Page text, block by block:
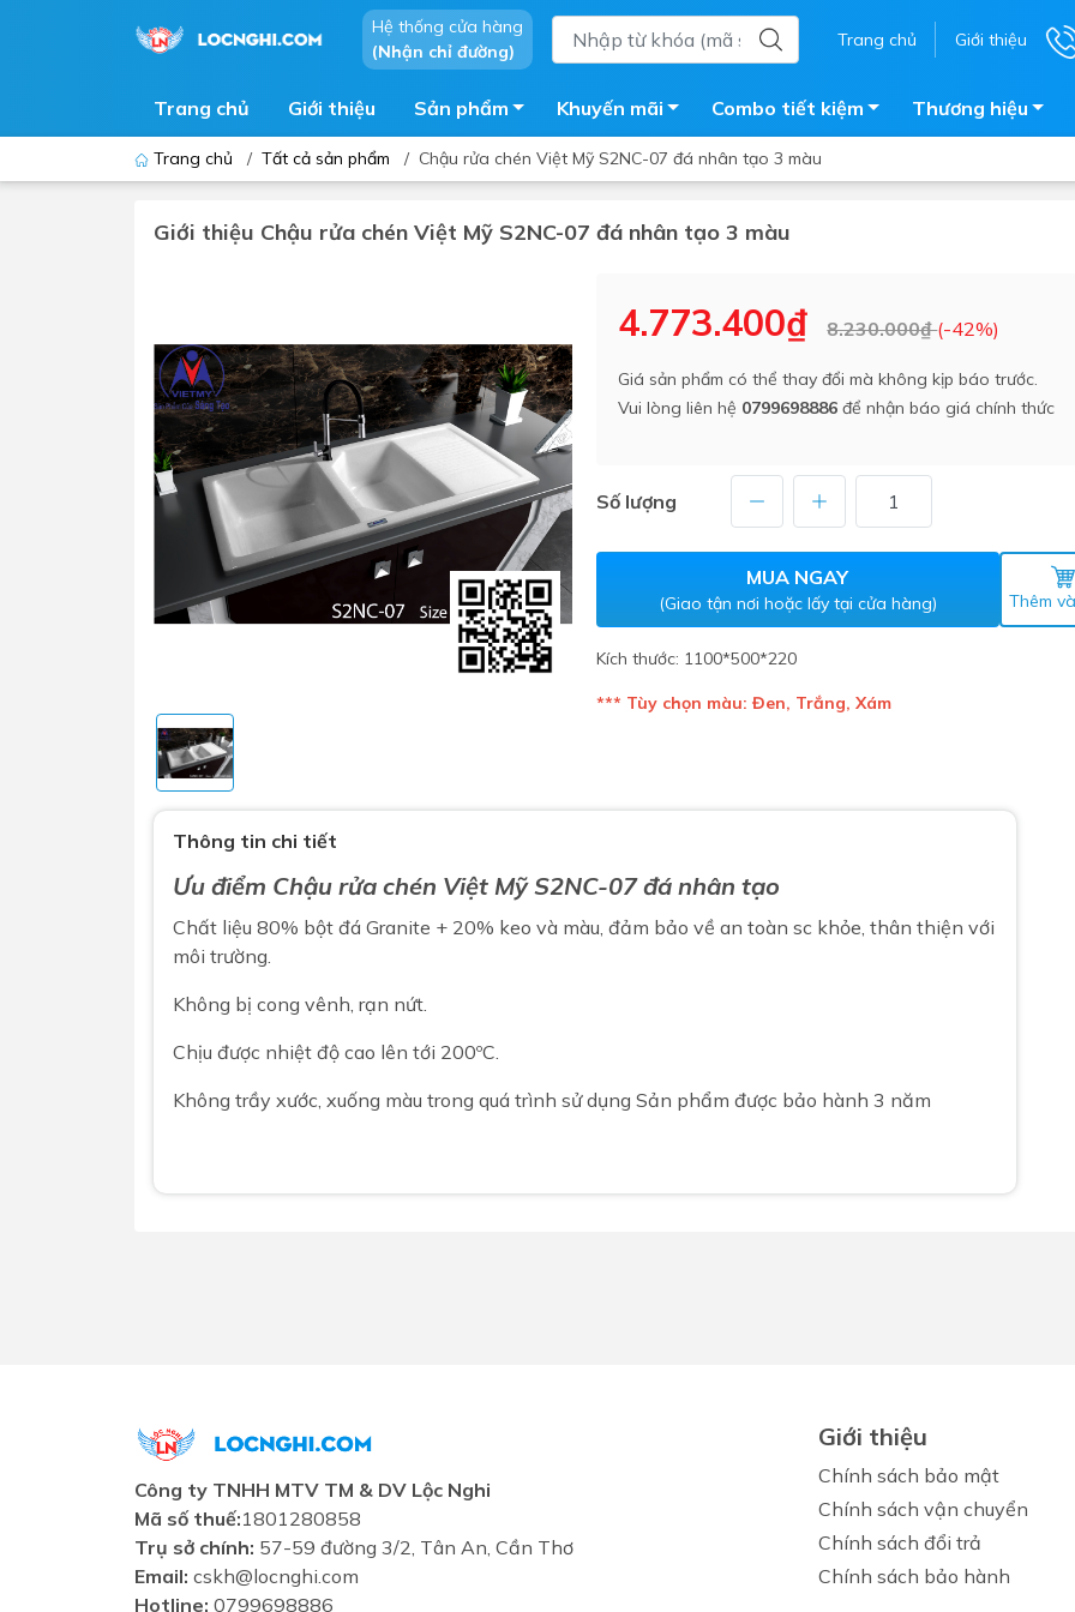
Hệ thống cửa hàng
(Nhận chỉ đường)
Trang chủ Giới thiệu
Trang chủ Giới thiệu Sản phẩm
Lavabo - Chậu rửa mặt
Vòi lavabo
Vòi chậu - vòi hồ - vòi gắn tường
Máy sấy tay
Lavabo tủ - Lavabo kính
Sen tắm đứng
Vòi sen tắm
Máy tắm nước nóng điện
Phụ kiện nhà tắm
Chậu giặt
Sen tắm âm tường
Sen tắm
trời
Bồn bảo ôn
Bồn nhựa tự hoại
Vòi pha nóng lạnh
Vật tư
Máy nước nóng gián tiếp
Phụ kiện nhà vệ sinh
Gương nhà vệ sinh - nhà tắm
Máy sấy tay
Nắp bồn cầu
Combo bồn cầu nhà trọ giá rẻ
Combo thiết bị vệ sinh chính hãng
Khuyến mãi Combo tiết kiệm Thương hiệu
Trang chủ / Tất cả sản phẩm / Chậu rửa chén Việt Mỹ S2NC-07 đá nhân tạo 3 màu
Giới thiệu Chậu rửa chén Việt Mỹ S2NC-07 đá nhân tạo 3 màu
4.773.400₫ 8.230.000₫(-42%)
Giá sản phẩm có thể thay đổi mà không kịp báo trước.
Vui lòng liên hệ 0799698886 để nhận báo giá chính thức
Số lượng
MUA NGAY
(Giao tận nơi hoặc lấy tại cửa hàng) Thêm
Kích thước: 1100*500*220
*** Tùy chọn màu: Đen, Trắng, Xám
Thông tin chi tiết
Ưu điểm Chậu rửa chén Việt Mỹ S2NC-07 đá nhân tạo
Chất liệu 80% bột đá Granite + 20% keo và màu, đảm bảo về an toàn sc khỏe, thân thiện với
môi trường.
Không bị cong vênh, rạn nứt.
Chịu được nhiệt độ cao lên tới 200ºC.
Không trầy xước, xuống màu trong quá trình sử dụng Sản phẩm được bảo hành 3 năm
Công ty TNHH MTV TM & DV Lộc Nghi
Mã số thuế:1801280858
Trụ sở chính: 57-59 đường 3/2, Tân An, Cần Thơ
Email: cskh@locnghi.com
Hotline: 0799698886
Giới thiệu
Chính sách bảo mật
Chính sách vận chuyển
Chính sách đổi trả
Chính sách bảo hành